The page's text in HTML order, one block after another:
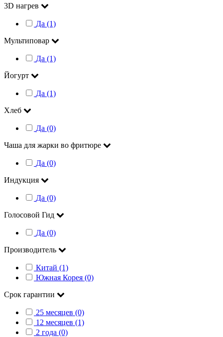
3D нагрев
Да (1)
Мультиповар
Да (1)
Йогурт
Да (1)
Хлеб
Да (0)
Чаша для жарки во фритюре
Да (0)
Индукция
Да (0)
Голосовой Гид
Да (0)
Производитель
Китай (1)
Южная Корея (0)
Срок гарантии
25 месяцев (0)
12 месяцев (1)
2 года (0)